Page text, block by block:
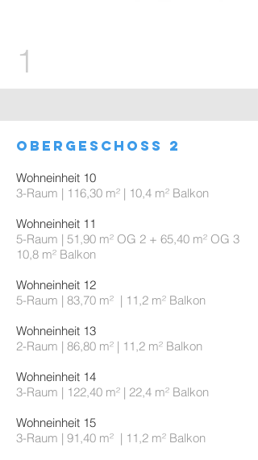
1
obergeschoss 2
Wohneinheit 10
3-Raum | 116,30 m² | 10,4 m² Balkon
Wohneinheit 11
5-Raum | 51,90 m² OG 2 + 65,40 m² OG 3
10,8 m² Balkon
Wohneinheit 12
5-Raum | 83,70 m² | 11,2 m² Balkon
Wohneinheit 13
2-Raum | 86,80 m² | 11,2 m² Balkon
Wohneinheit 14
3-Raum | 122,40 m² | 22,4 m² Balkon
Wohneinheit 15
3-Raum | 91,40 m² | 11,2 m² Balkon